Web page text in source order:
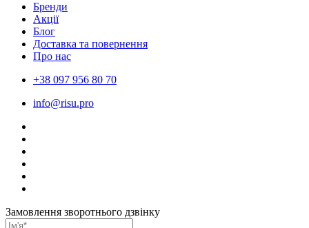
Бренди
Акції
Блог
Доставка та повернення
Про нас
+38 097 956 80 70
info@risu.pro
Замовлення зворотнього дзвінку